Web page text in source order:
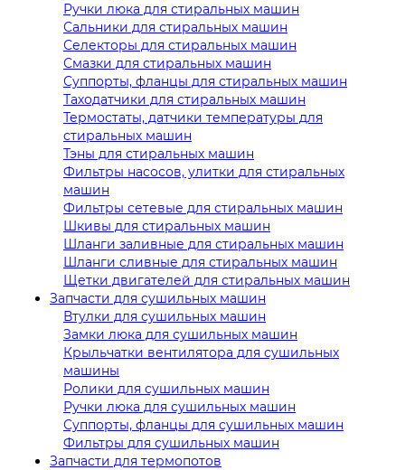
Ручки люка для стиральных машин
Сальники для стиральных машин
Селекторы для стиральных машин
Смазки для стиральных машин
Суппорты, фланцы для стиральных машин
Таходатчики для стиральных машин
Термостаты, датчики температуры для
стиральных машин
Тэны для стиральных машин
Фильтры насосов, улитки для стиральных
машин
Фильтры сетевые для стиральных машин
Шкивы для стиральных машин
Шланги заливные для стиральных машин
Шланги сливные для стиральных машин
Щетки двигателей для стиральных машин
Запчасти для сушильных машин
Втулки для сушильных машин
Замки люка для сушильных машин
Крыльчатки вентилятора для сушильных
машины
Ролики для сушильных машин
Ручки люка для сушильных машин
Суппорты, фланцы для сушильных машин
Фильтры для сушильных машин
Запчасти для термопотов